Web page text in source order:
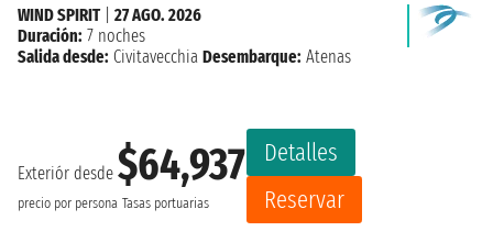
Exteriór desde $64,937
precio por persona Tasas portuarias
Detalles
Reservar
WIND SPIRIT| 27 AGO. 2026
Duración: 7 noches
Salida desde: Civitavecchia Desembarque: Atenas